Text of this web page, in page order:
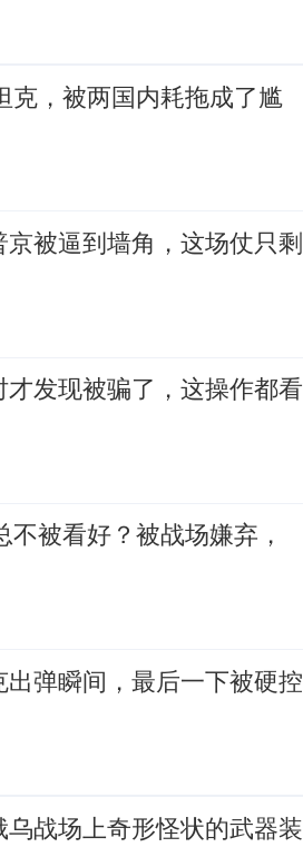
克，被两国内耗拖成了尴
被逼到墙角，这场仗只剩
发现被骗了，这操作都看
被看好？被战场嫌弃，
弹瞬间，最后一下被硬控
战场上奇形怪状的武器装